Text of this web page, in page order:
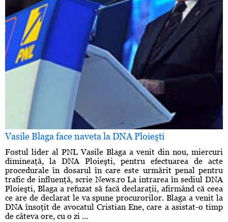
Vasile Blaga face naveta la DNA Ploieşti
Fostul lider al PNL Vasile Blaga a venit din nou, miercuri
dimineaţă, la DNA Ploieşti, pentru efectuarea de acte
procedurale în dosarul în care este urmărit penal pentru
trafic de influenţă, scrie News.ro La intrarea în sediul DNA
Ploieşti, Blaga a refuzat să facă declaraţii, afirmând că ceea
ce are de declarat le va spune procurorilor. Blaga a venit la
DNA însoţit de avocatul Cristian Ene, care a asistat-o timp
de câteva ore, cu o zi ...